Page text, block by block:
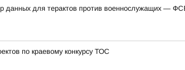
данных для терактов против военнослужащих —
по краевому конкурсу ТОС